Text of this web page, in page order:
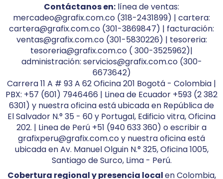
Contáctanos en: línea de ventas:
mercadeo@grafix.com.co (318-2431899) | cartera:
cartera@grafix.com.co (301-3869847) | facturación:
ventas@grafix.com.co (301-5830226) | tesoreria:
tesoreria@grafix.com.co ( 300-3525962)|
administración: servicios@grafix.com.co (300-
6673642)
Carrera 11 A # 93 A 62 Oficina 201 Bogotá - Colombia |
PBX: +57 (601) 7946466 | Linea de Ecuador +593 (2 382
6301) y nuestra oficina está ubicada en República de
El Salvador N.° 35 - 60 y Portugal, Edificio vitra, Oficina
202. | Linea de Perú +51 (940 633 360) o escribir a
grafixperu@grafix.com.co y nuestra oficina está
ubicada en Av. Manuel Olguin N.° 325, Oficina 1005,
Santiago de Surco, Lima - Perú.
Cobertura regional y presencia localen Colombia,